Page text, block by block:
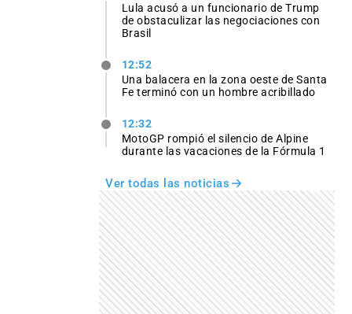
Lula acusó a un funcionario de Trump
de obstaculizar las negociaciones con
Brasil
12:52
Una balacera en la zona oeste de Santa
Fe terminó con un hombre acribillado
12:32
MotoGP rompió el silencio de Alpine
durante las vacaciones de la Fórmula 1
Ver todas las noticias